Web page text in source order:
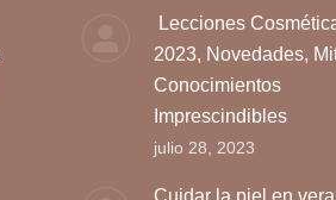
Lecciones
2023, Novedades,
Conocimientos
Imprescindibles
julio 28, 2023
Cuidar la piel en